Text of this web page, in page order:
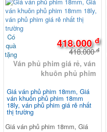
-0%
Có
quà
tặng
418.000đ
418.000đ
Ván phủ phim giá rẻ, ván
khuôn phủ phim
Giá ván phủ phim 18mm, Giá
ván khuôn phủ phim 18mm
18ly, ván phủ phim giá rẻ nhất
thị trường
Giá ván phủ phim 18mm, Giá